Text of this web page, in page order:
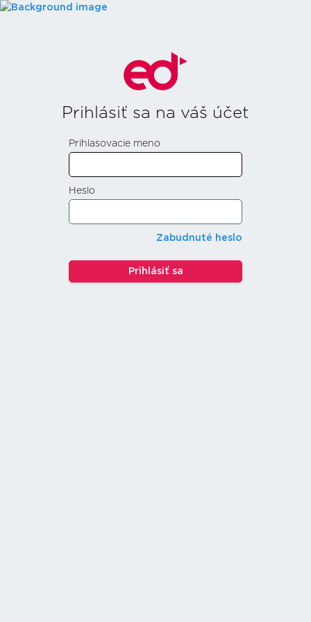
Prihlásiť sa na váš účet
Prihlasovacie meno
Heslo
Zabudnuté heslo